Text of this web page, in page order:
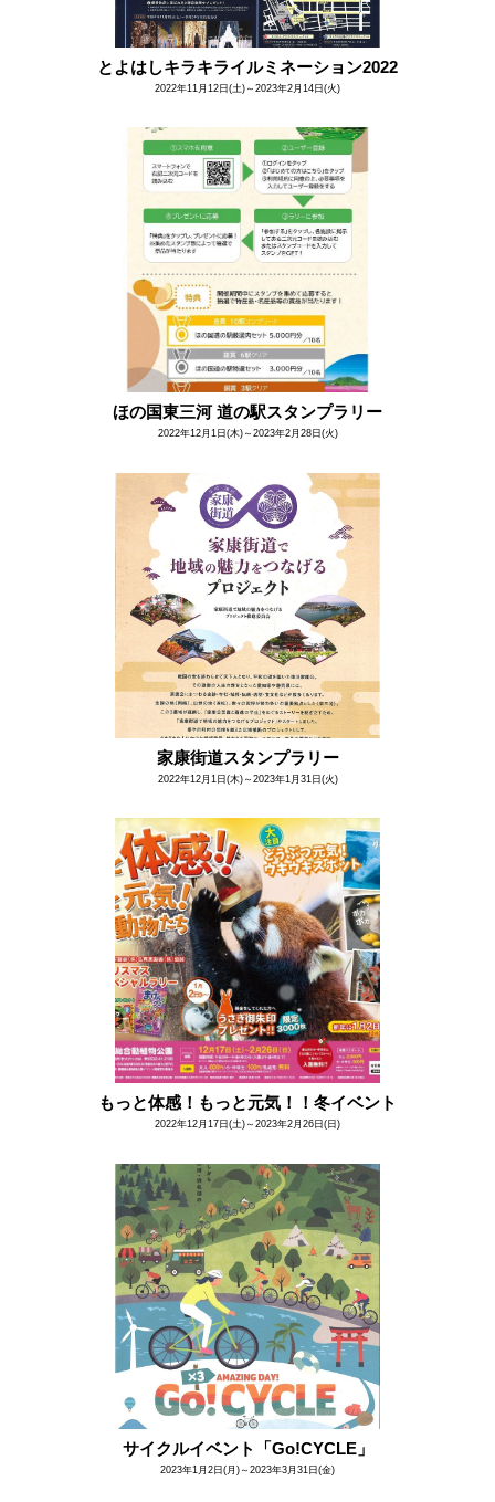
とよはしキラキライルミネーション2022
2022年11月12日(土)～2023年2月14日(火)
ほの国東三河 道の駅スタンプラリー
2022年12月1日(木)～2023年2月28日(火)
家康街道スタンプラリー
2022年12月1日(木)～2023年1月31日(火)
もっと体感！もっと元気！！冬イベント
2022年12月17日(土)～2023年2月26日(日)
サイクルイベント「Go!CYCLE」
2023年1月2日(月)～2023年3月31日(金)